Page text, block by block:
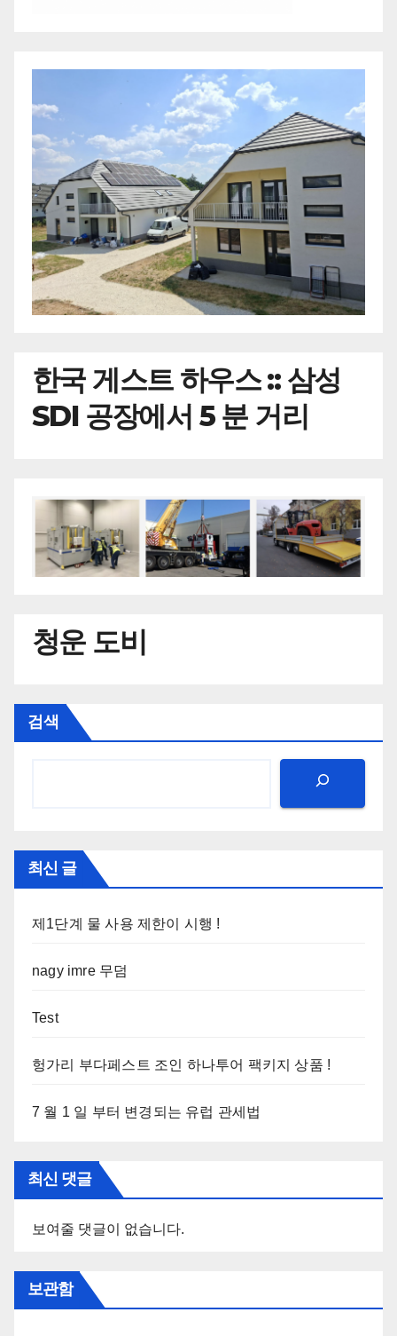
한국 게스트 하우스 :: 삼성
SDI 공장에서 5 분 거리
청운 도비
검색
최신 글
제1단계 물 사용 제한이 시행 !
nagy imre 무덤
Test
헝가리 부다페스트 조인 하나투어 팩키지 상품 !
7 월 1 일 부터 변경되는 유럽 관세법
최신 댓글
보여줄 댓글이 없습니다.
보관함